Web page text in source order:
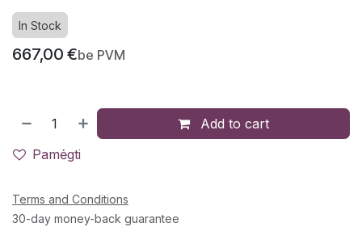
In Stock
667,00 €be PVM
Add to cart
Pamėgti
Terms and Conditions
30-day money-back guarantee